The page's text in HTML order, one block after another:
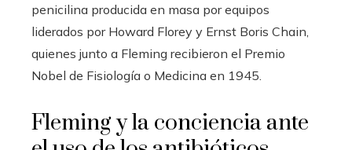
penicilina producida en masa por equipos
liderados por Howard Florey y Ernst Boris Chain,
quienes junto a Fleming recibieron el Premio
Nobel de Fisiología o Medicina en 1945.
Fleming y la conciencia ante